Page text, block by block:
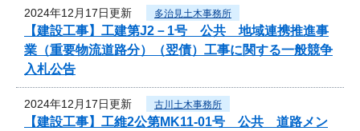
2024年12月17日更新 多治見土木事務所
【建設工事】工建第J2－1号 公共 地域連携推進事
業（重要物流道路分）（翌債）工事に関する一般競争
入札公告
2024年12月17日更新 古川土木事務所
【建設工事】工維2公第MK11-01号 公共 道路メン